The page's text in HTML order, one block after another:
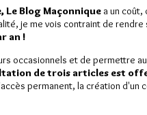
Le Blog Maçonnique a un
je me vois contraint de rendre
an !
occasionnels et de permettre
de trois articles est
permanent, la création d'un